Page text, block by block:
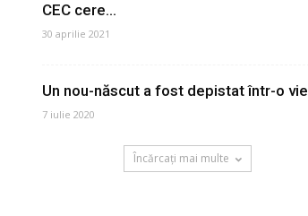
CEC cere...
30 aprilie 2021
Un nou-născut a fost depistat într-o vie
7 iulie 2020
Încărcați mai multe